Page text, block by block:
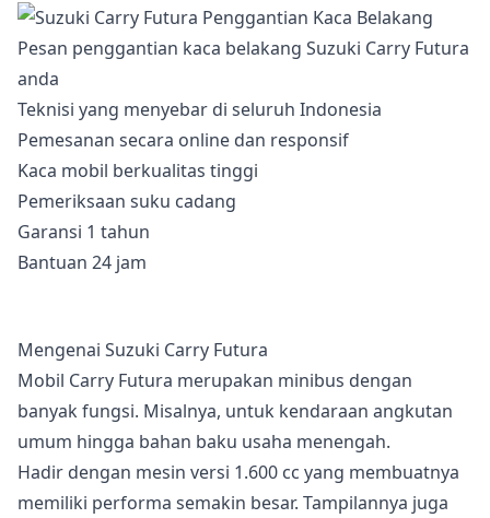
Pesan penggantian kaca belakang Suzuki Carry Futura
anda
Teknisi yang menyebar di seluruh Indonesia
Pemesanan secara online dan responsif
Kaca mobil berkualitas tinggi
Pemeriksaan suku cadang
Garansi 1 tahun
Bantuan 24 jam
Mengenai Suzuki Carry Futura
Mobil Carry Futura merupakan minibus dengan
banyak fungsi. Misalnya, untuk kendaraan angkutan
umum hingga bahan baku usaha menengah.
Hadir dengan mesin versi 1.600 cc yang membuatnya
memiliki performa semakin besar. Tampilannya juga